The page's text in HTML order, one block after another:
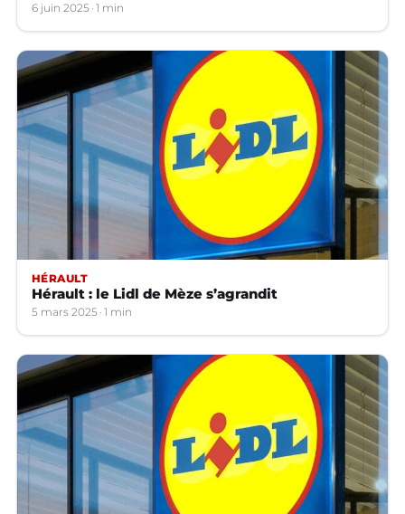
6 juin 2025 1 min
HÉRAULT
Hérault : le Lidl de Mèze s’agrandit
5 mars 2025 1 min